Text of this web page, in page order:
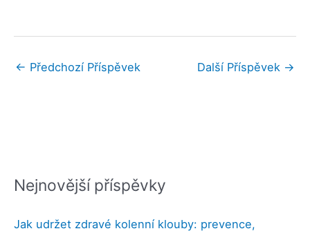
← Předchozí Příspěvek Další Příspěvek →
Nejnovější příspěvky
Jak udržet zdravé kolenní klouby: prevence,